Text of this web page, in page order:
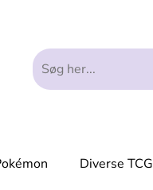
Diverse TCG